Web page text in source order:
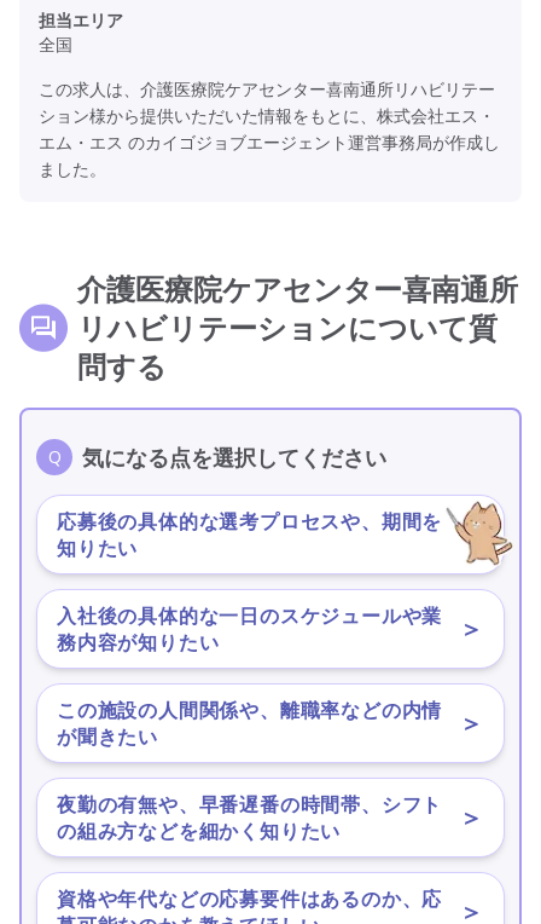
担当エリア
全国
この求人は、介護医療院ケアセンター喜南通所リハビリテー
ション様から提供いただいた情報をもとに、株式会社エス・
エム・エス のカイゴジョブエージェント運営事務局が作成し
ました。
介護医療院ケアセンター喜南通所
リハビリテーションについて質
問する
気になる点を選択してください
応募後の具体的な選考プロセスや、期間を
知りたい
＞
入社後の具体的な一日のスケジュールや業
務内容が知りたい
＞
この施設の人間関係や、離職率などの内情
が聞きたい
＞
夜勤の有無や、早番遅番の時間帯、シフト
の組み方などを細かく知りたい
＞
資格や年代などの応募要件はあるのか、応
＞